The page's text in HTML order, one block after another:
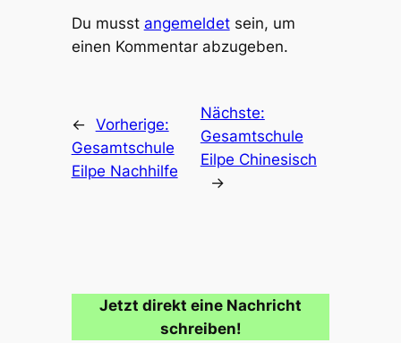
Du musst angemeldetsein, um
einen Kommentar abzugeben.
← Vorherige:
Gesamtschule
Eilpe Nachhilfe
Nächste:
Gesamtschule
Eilpe Chinesisch
→
Jetzt direkt eine Nachricht
schreiben!